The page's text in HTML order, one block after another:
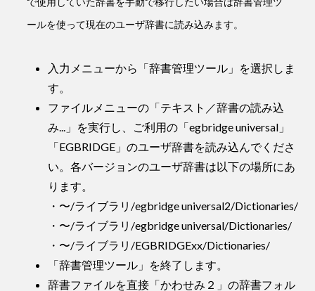
ールを使って現在のユーザ辞書に読み込みます。
入力メニューから「辞書管理ツール」を選択しま
す。
ファイルメニューの「テキスト／辞書の読み込
み...」を実行し、ご利用の「egbridge universal」
「EGBRIDGE」のユーザ辞書を読み込んでくださ
い。各バージョンのユーザ辞書は以下の場所にあ
ります。
・〜/ライブラリ/egbridge universal2/Dictionaries/
・〜/ライブラリ/egbridge universal/Dictionaries/
・〜/ライブラリ/EGBRIDGExx/Dictionaries/
「辞書管理ツール」を終了します。
辞書ファイルを直接「かわせみ２」の辞書フォル